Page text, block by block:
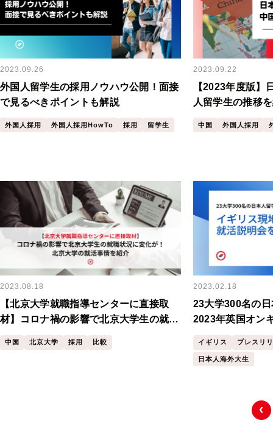
2023.09.26
外国人留学生の採用ノウハウ公開！面接
で見るべきポイントも解説
外国人採用 外国人採用HowTo 採用 留学生
2023.09.22
【2023年度版】
人留学生の推移
中国 外国人採用
2023.08.18
【北京大学就職指導センターに直接取
材】コロナ禍の影響で北京大学生の就職
状況に変化が！北京大学の就活事情を紹
介
中国 北京大学 採用 比較
2023.02.18
23大学300名の
2023年英国オン
催しました
イギリス プレスリ
日本人海外大生
‹